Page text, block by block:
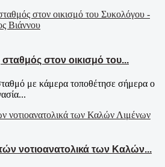
στον οικισμό του...
με κάμερα τοποθέτησε σήμερα ο
νοτιοανατολικά των Καλών...